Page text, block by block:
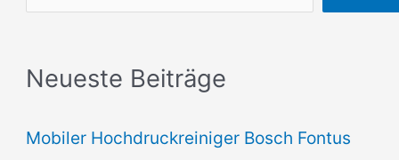
Neueste Beiträge
Mobiler Hochdruckreiniger Bosch Fontus